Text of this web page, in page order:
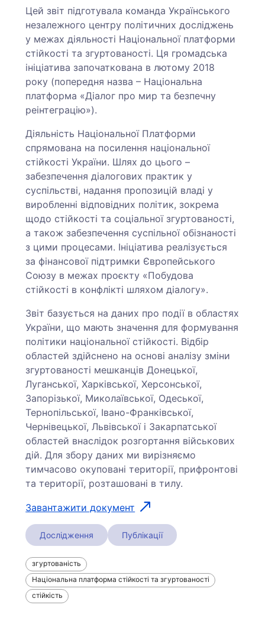
Цей звіт підготувала команда Українського
незалежного центру політичних досліджень
у межах діяльності Національної платформи
стійкості та згуртованості. Ця громадська
ініціатива започаткована в лютому 2018
року (попередня назва – Національна
платформа «Діалог про мир та безпечну
реінтеграцію»).
Діяльність Національної Платформи
спрямована на посилення національної
стійкості України. Шлях до цього –
забезпечення діалогових практик у
суспільстві, надання пропозицій владі у
виробленні відповідних політик, зокрема
щодо стійкості та соціальної згуртованості,
а також забезпечення суспільної обізнаності
з цими процесами. Ініціатива реалізується
за фінансової підтримки Європейського
Союзу в межах проєкту «Побудова
стійкості в конфлікті шляхом діалогу».
Звіт базується на даних про події в областях
України, що мають значення для формування
політики національної стійкості. Відбір
областей здійснено на основі аналізу зміни
згуртованості мешканців Донецької,
Луганської, Харківської, Херсонської,
Запорізької, Миколаївської, Одеської,
Тернопільської, Івано-Франківської,
Чернівецької, Львівської і Закарпатської
областей внаслідок розгортання військових
дій. Для збору даних ми вирізняємо
тимчасово окуповані території, прифронтові
та території, розташовані в тилу.
Завантажити документ
Дослідження Публікації
згуртованість
Національна платформа стійкості та згуртованості
стійкість